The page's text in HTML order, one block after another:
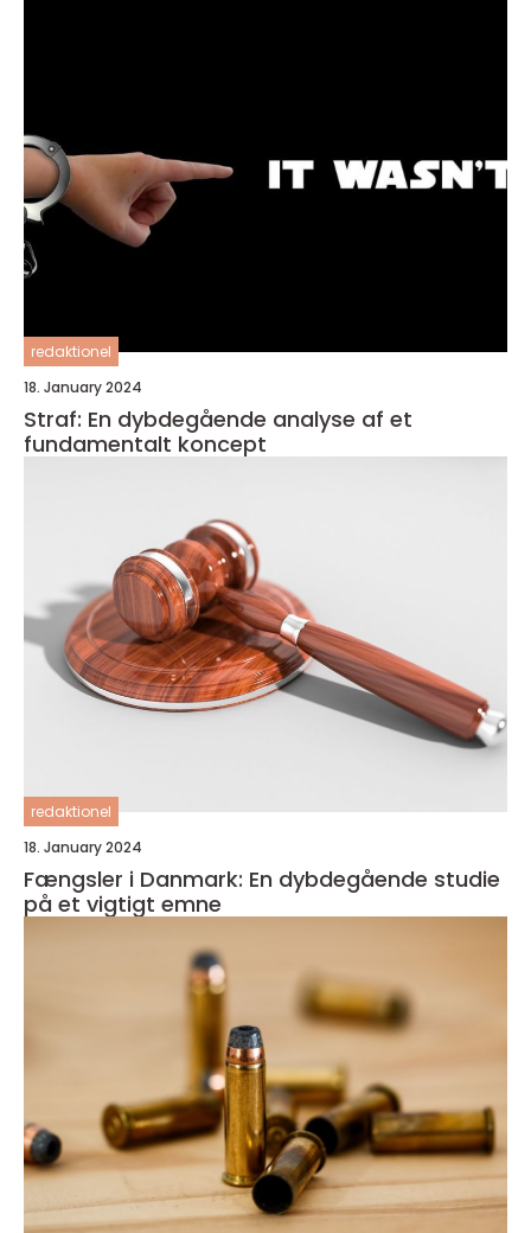
redaktionel
18. January 2024
Straf: En dybdegående analyse af et
fundamentalt koncept
redaktionel
18. January 2024
Fængsler i Danmark: En dybdegående studie
på et vigtigt emne